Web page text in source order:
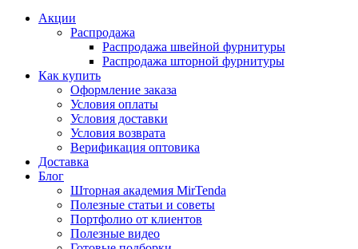
Акции
Распродажа
Распродажа швейной фурнитуры
Распродажа шторной фурнитуры
Как купить
Оформление заказа
Условия оплаты
Условия доставки
Условия возврата
Верификация оптовика
Доставка
Блог
Шторная академия MirTenda
Полезные статьи и советы
Портфолио от клиентов
Полезные видео